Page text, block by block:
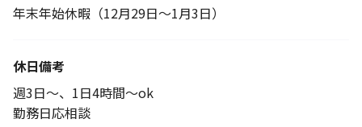
年末年始休暇（12月29日～1月3日）
休日備考
週3日～、1日4時間～ok
勤務日応相談